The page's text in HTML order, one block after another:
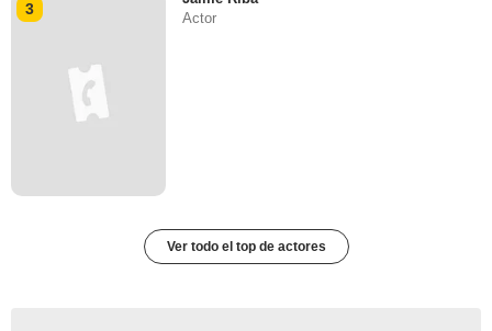
3
Actor
Ver todo el top de actores